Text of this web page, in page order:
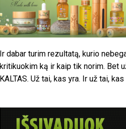
Ir dabar turim rezultatą, kurio
kritikuokim ką ir kaip tik norim. Bet
KALTAS. Už tai, kas yra. Ir už tai, kas